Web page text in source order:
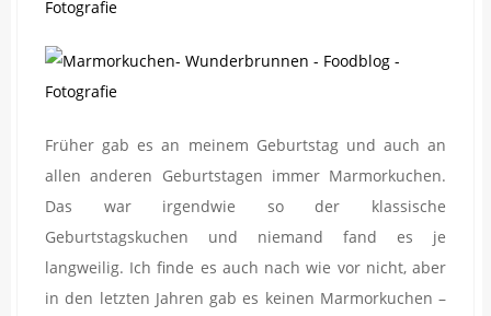
Früher gab es an meinem Geburtstag und auch an
allen anderen Geburtstagen immer Marmorkuchen.
Das war irgendwie so der klassische
Geburtstagskuchen und niemand fand es je
langweilig. Ich finde es auch nach wie vor nicht, aber
in den letzten Jahren gab es keinen Marmorkuchen –